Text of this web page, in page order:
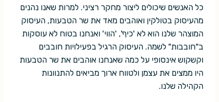
כל האנשים שיכולים ליצור מחקר רציני. למרות שאנו נהנים
מהעיסוק בטולקין ואוהבים מאד את שר הטבעות, העיסוק
המוצהר שלנו הוא לא 'כיף', 'הווי' ואנחנו בטוח לא עוסקות
ב"חובבות" לשמה. העיסוק הרגיל בפעילויות חובבים
וקשקוש אינסופי על כמה שאנחנו אוהבים את שר הטבעות
היו ממצים את עצמן ולטווח ארוך מביאים להתנוונות
הקהילה שלנו.